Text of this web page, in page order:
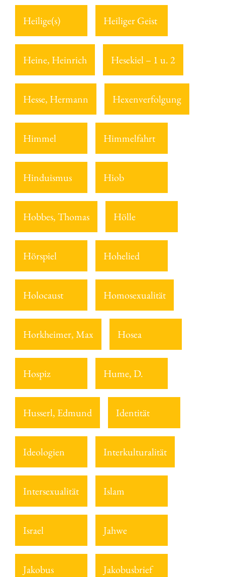
Heilige(s) Heiliger Geist
Heine, Heinrich Hesekiel – 1 u. 2
Hesse, Hermann Hexenverfolgung
Himmel Himmelfahrt
Hinduismus Hiob
Hobbes, Thomas Hölle
Hörspiel Hohelied
Holocaust Homosexualität
Horkheimer, Max Hosea
Hospiz Hume, D.
Husserl, Edmund Identität
Ideologien Interkulturalität
Intersexualität Islam
Israel Jahwe
Jakobus Jakobusbrief